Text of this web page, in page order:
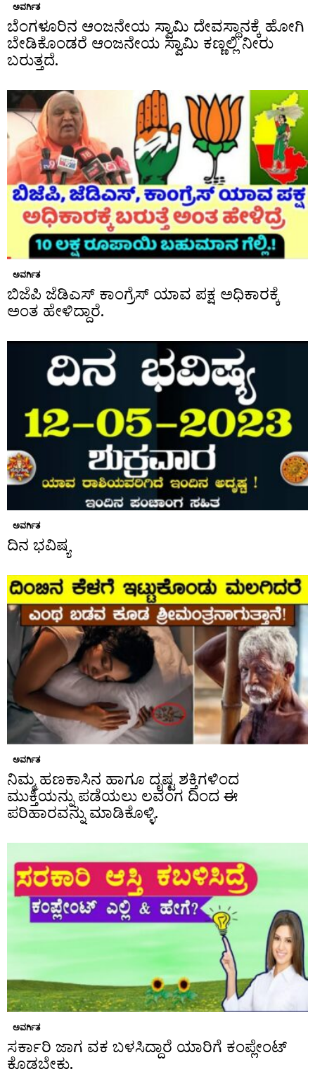
ಅವರ್ಗಿತ
ಬೆಂಗಳೂರಿನ ಆಂಜನೇಯ ಸ್ವಾಮಿ ದೇವಸ್ಥಾನಕ್ಕೆ ಹೋಗಿ
ಬೇಡಿಕೊಂಡರೆ ಆಂಜನೇಯ ಸ್ವಾಮಿ ಕಣ್ಣಲ್ಲಿ ನೀರು
ಬರುತ್ತದೆ.
ಅವರ್ಗಿತ
ಬಿಜೆಪಿ ಜೆಡಿಎಸ್ ಕಾಂಗ್ರೆಸ್ ಯಾವ ಪಕ್ಷ ಅಧಿಕಾರಕ್ಕೆ
ಅಂತ ಹೇಳಿದ್ದಾರೆ.
ಅವರ್ಗಿತ
ದಿನ ಭವಿಷ್ಯ
ಅವರ್ಗಿತ
ನಿಮ್ಮ ಹಣಕಾಸಿನ ಹಾಗೂ ದೃಷ್ಟ ಶಕ್ತಿಗಳಿಂದ
ಮುಕ್ತಿಯನ್ನು ಪಡೆಯಲು ಲವಂಗ ದಿಂದ ಈ
ಪರಿಹಾರವನ್ನು ಮಾಡಿಕೊಳ್ಳಿ.
ಅವರ್ಗಿತ
ಸರ್ಕಾರಿ ಜಾಗ ವಕ ಬಳಸಿದ್ದಾರೆ ಯಾರಿಗೆ ಕಂಪ್ಲೇಂಟ್
ಕೊಡಬೇಕು.